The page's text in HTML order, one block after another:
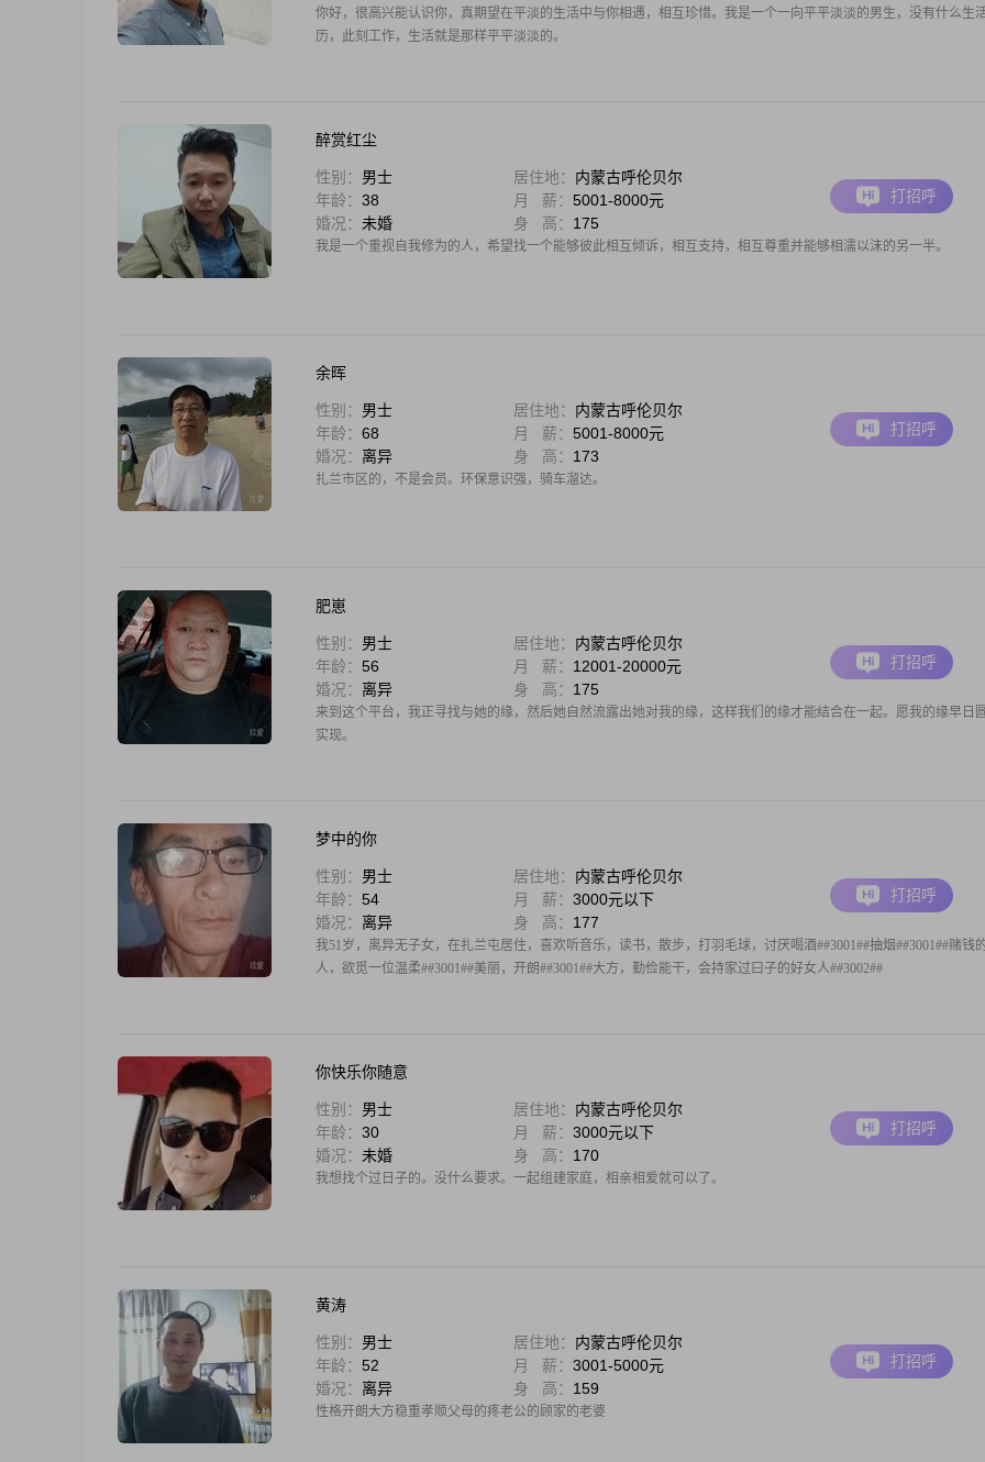
你好，很高兴能认识你，真期望在平淡的生活中与你相遇，相互珍惜。我是一个一向平平淡淡的男生，没有什么生
历，此刻工作，生活就是那样平平淡淡的。
醉赏红尘
性别： 男士 居住地： 内蒙古呼伦贝尔
年龄： 38 月 薪： 5001-8000元
婚况： 未婚 身 高： 175
我是一个重视自我修为的人，希望找一个能够彼此相互倾诉，相互支持，相互尊重并能够相濡以沫的另一半。
打招呼
余晖
性别： 男士 居住地： 内蒙古呼伦贝尔
年龄： 68 月 薪： 5001-8000元
婚况： 离异 身 高： 173
扎兰市区的，不是会员。环保意识强，骑车溜达。
打招呼
肥崽
性别： 男士 居住地： 内蒙古呼伦贝尔
年龄： 56 月 薪： 12001-20000元
婚况： 离异 身 高： 175
来到这个平台，我正寻找与她的缘，然后她自然流露出她对我的缘，这样我们的缘才能结合在一起。愿我的缘早日
实现。
打招呼
梦中的你
性别： 男士 居住地： 内蒙古呼伦贝尔
年龄： 54 月 薪： 3000元以下
婚况： 离异 身 高： 177
我51岁，离异无子女，在扎兰屯居住，喜欢听音乐，读书，散步，打羽毛球，讨厌喝酒##3001##抽烟##3001##赌钱
人，欲觅一位温柔##3001##美丽，开朗##3001##大方，勤俭能干，会持家过曰子的好女人##3002##
打招呼
你快乐你随意
性别： 男士 居住地： 内蒙古呼伦贝尔
年龄： 30 月 薪： 3000元以下
婚况： 未婚 身 高： 170
我想找个过日子的。没什么要求。一起组建家庭，相亲相爱就可以了。
打招呼
黄涛
性别： 男士 居住地： 内蒙古呼伦贝尔
年龄： 52 月 薪： 3001-5000元
婚况： 离异 身 高： 159
性格开朗大方稳重孝顺父母的疼老公的顾家的老婆
打招呼